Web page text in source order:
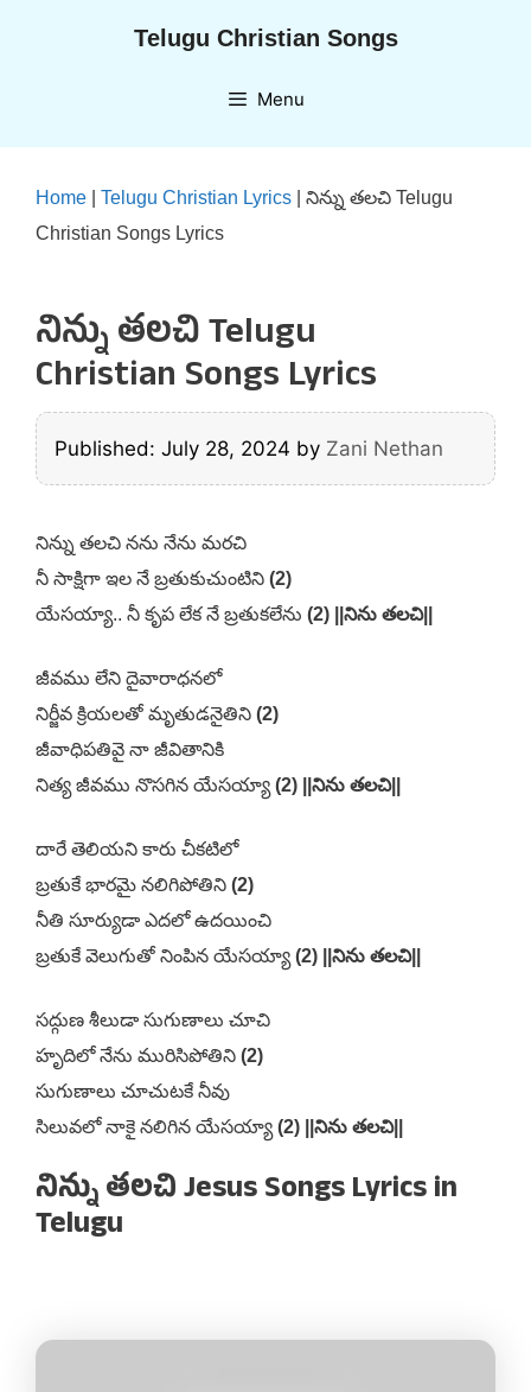
Telugu Christian Songs
Menu
Home Telugu Christian Lyrics
నిన్ను తలచి Telugu
Christian Songs Lyrics
నిన్ను తలచి Telugu
Christian Songs Lyrics
Published: July 28, 2024 by Zani Nethan
నిన్ను తలచి నను నేను మరచి
నీ సాక్షిగా ఇల నే బ్రతుకుచుంటిని (2)
యేసయ్యా.. నీ కృప లేక నే బ్రతుకలేను (2) ||నిను తలచి||
జీవము లేని దైవారాధనలో
నిర్జీవ క్రియలతో మృతుడనైతిని (2)
జీవాధిపతివై నా జీవితానికి
నిత్య జీవము నొసగిన యేసయ్యా (2) ||నిను తలచి||
దారే తెలియని కారు చీకటిలో
బ్రతుకే భారమై నలిగిపోతిని (2)
నీతి సూర్యుడా ఎదలో ఉదయించి
బ్రతుకే వెలుగుతో నింపిన యేసయ్యా (2) ||నిను తలచి||
సద్గుణ శీలుడా సుగుణాలు చూచి
హృదిలో నేను మురిసిపోతిని (2)
సుగుణాలు చూచుటకే నీవు
సిలువలో నాకై నలిగిన యేసయ్యా (2) ||నిను తలచి||
నిన్ను తలచి Jesus Songs Lyrics in
Telugu